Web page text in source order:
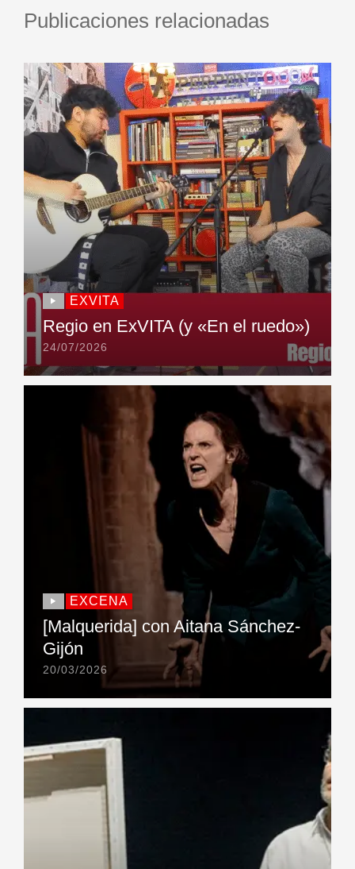
Publicaciones relacionadas
EXVITA
Regio en ExVITA (y «En el ruedo»)
24/07/2026
EXCENA
[Malquerida] con Aitana Sánchez-
Gijón
20/03/2026